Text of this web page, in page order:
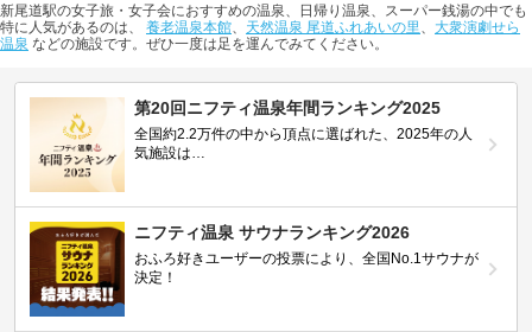
新尾道駅の女子旅・女子会におすすめの温泉、日帰り温泉、スーパー銭湯の中でも
特に人気があるのは、 養老温泉本館、 天然温泉 尾道ふれあいの里、 大衆演劇せら
温泉 などの施設です。ぜひ一度は足を運んでみてください。
第20回ニフティ温泉年間ランキング2025
全国約2.2万件の中から頂点に選ばれた、2025年の人
気施設は…
ニフティ温泉 サウナランキング2026
おふろ好きユーザーの投票により、全国No.1サウナが
決定！